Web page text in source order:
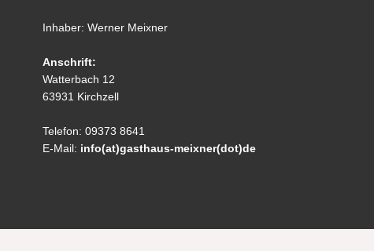
Inhaber: Werner Meixner
Anschrift:
Watterbach 12
63931 Kirchzell
Telefon: 09373 8641
E-Mail: info(at)gasthaus-meixner(dot)de